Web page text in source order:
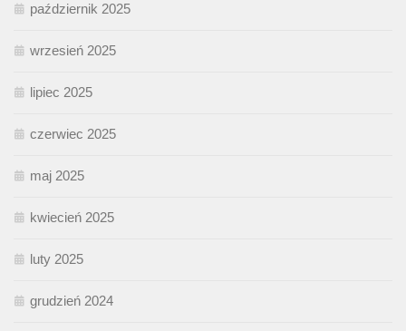
październik 2025
wrzesień 2025
lipiec 2025
czerwiec 2025
maj 2025
kwiecień 2025
luty 2025
grudzień 2024